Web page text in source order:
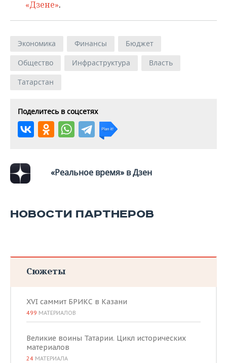
«Дзене».
Экономика Финансы
Бюджет
Общество
Инфраструктура
Власть
Татарстан
Поделитесь в соцсетях
«Реальное время» в Дзен
НОВОСТИ ПАРТНЕРОВ
Сюжеты
XVI саммит БРИКС в Казани
499 МАТЕРИАЛОВ
Великие воины Татарии. Цикл исторических
материалов
24 МАТЕРИАЛА